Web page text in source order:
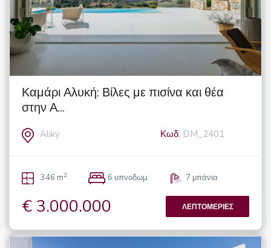
Καμάρι Αλυκή: Βίλες με πισίνα και θέα
στην Α...
Aliky Κωδ. DM_2401
346 m2 6 υπνοδωμ. 7 μπάνια
€ 3.000.000 ΛΕΠΤΟΜΈΡΙΕΣ